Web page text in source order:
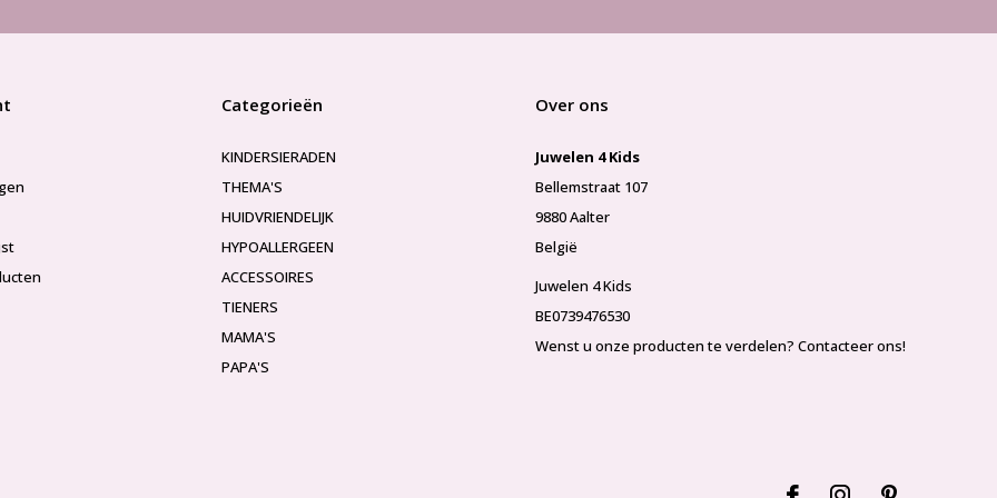
Categorieën
KINDERSIERADEN
THEMA'S
HUIDVRIENDELIJK
HYPOALLERGEEN
ACCESSOIRES
TIENERS
MAMA'S
PAPA'S
Over ons
Juwelen 4 Kids
Bellemstraat 107
9880 Aalter
België
Juwelen 4 Kids
BE0739476530
Wenst u onze producten te verdelen? Contacteer ons!